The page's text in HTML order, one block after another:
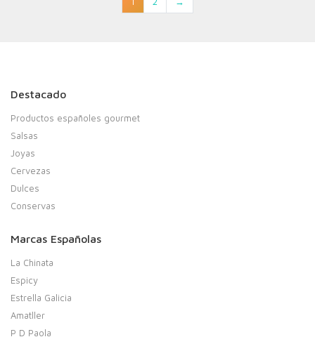
Destacado
Productos españoles gourmet
Salsas
Joyas
Cervezas
Dulces
Conservas
Marcas Españolas
La Chinata
Espicy
Estrella Galicia
Amatller
P D Paola